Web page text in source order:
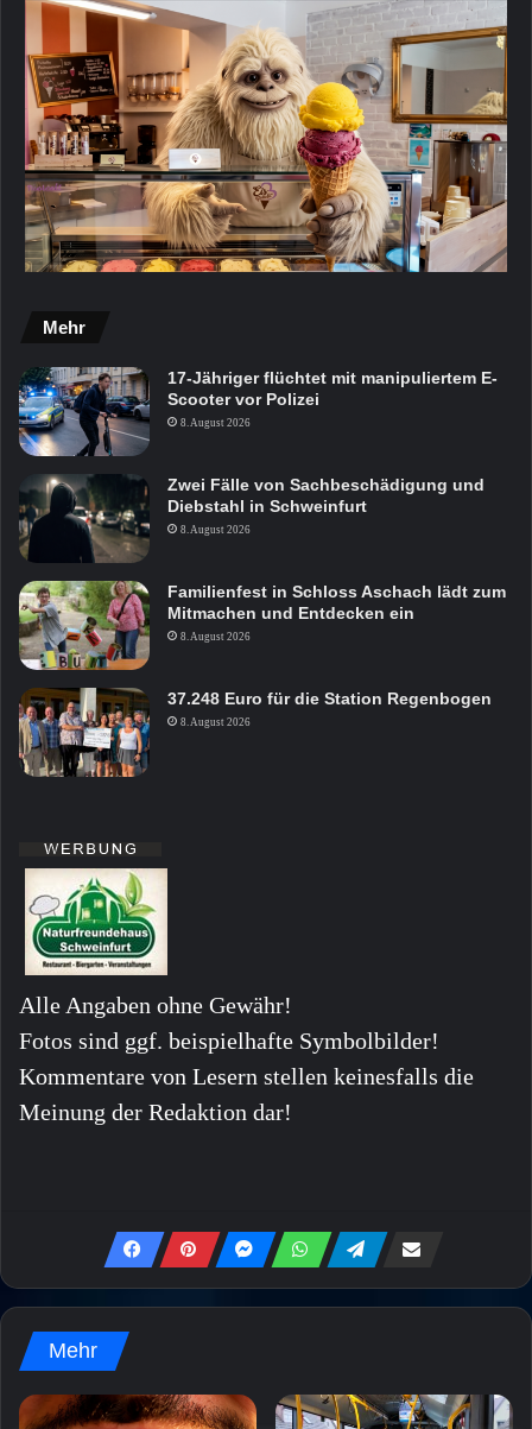
Mehr
17-Jähriger flüchtet mit manipuliertem E-
Scooter vor Polizei
8. August 2026
Zwei Fälle von Sachbeschädigung und
Diebstahl in Schweinfurt
8. August 2026
Familienfest in Schloss Aschach lädt zum
Mitmachen und Entdecken ein
8. August 2026
37.248 Euro für die Station Regenbogen
8. August 2026
Alle Angaben ohne Gewähr!
Fotos sind ggf. beispielhafte Symbolbilder!
Kommentare von Lesern stellen keinesfalls die
Meinung der Redaktion dar!
Mehr